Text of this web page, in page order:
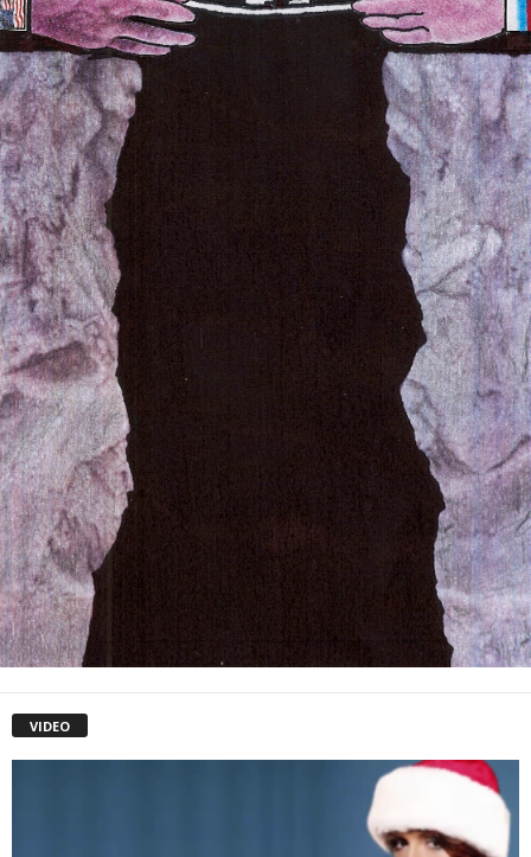
VIDEO